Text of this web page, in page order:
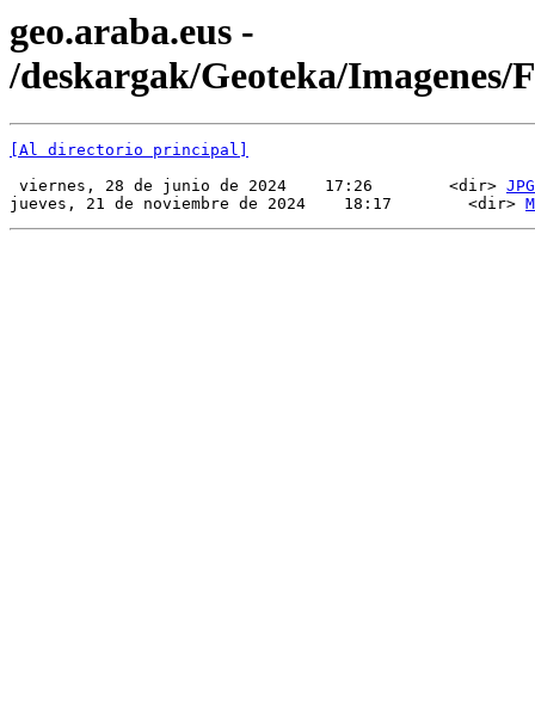
geo.araba.eus -
/deskargak/Geoteka/Imagenes/
[Al directorio principal]
viernes, 28 de junio de 2024    17:26        <dir> JPG
jueves, 21 de noviembre de 2024    18:17        <dir>